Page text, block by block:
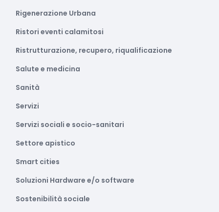
Rigenerazione Urbana
Ristori eventi calamitosi
Ristrutturazione, recupero, riqualificazione
Salute e medicina
Sanità
Servizi
Servizi sociali e socio-sanitari
Settore apistico
Smart cities
Soluzioni Hardware e/o software
Sostenibilità sociale